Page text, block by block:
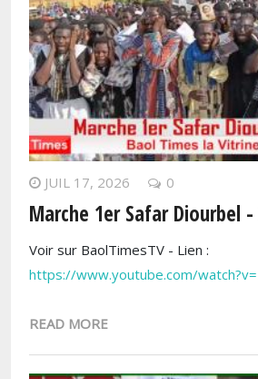
JUIL 17, 2026 0
Marche 1er Safar Diourbel -
Voir sur BaolTimesTV - Lien :
https://www.youtube.com/
READ MORE